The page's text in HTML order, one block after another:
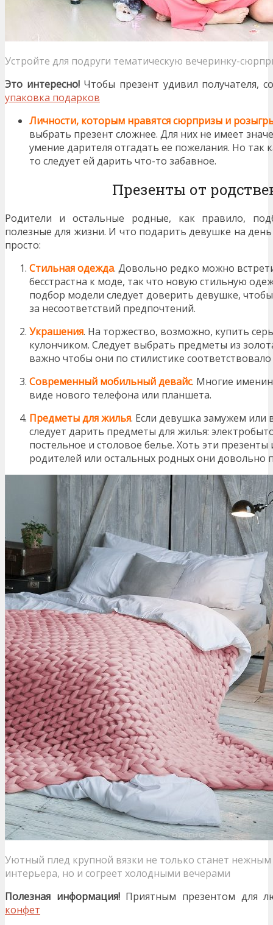
Устройте для подруги тематическую вечеринку-
Это интересно!Чтобы презент удивил получателя,
упаковка подарков
Личности, которым нравятся сюрпризы и
выбрать презент сложнее. Для них не имеет
умение дарителя отгадать ее пожелания. Но
то следует ей дарить что-то забавное.
Презенты от
Родители и остальные родные, как правило,
полезные для жизни. И что подарить девушке на
просто:
Стильная одежда. Довольно редко можно
бесстрастна к моде, так что новую стильную
подбор модели следует доверить девушке,
за несоответствий предпочтений.
Украшения. На торжество, возможно, купить
кулончиком. Следует выбрать предметы из
важно чтобы они по стилистике
Современный мобильный девайс. Многие
виде нового телефона или планшета.
Предметы дляжилья. Если девушка замужем или
следует дарить предметы для жилья:
постельное и столовое белье. Хоть эти
родителей или остальных родных они довольно
Уютный плед крупной вязки не только станет
интерьера, но и согреет холодными вечерами
Полезная информация!Приятным презентом для
конфет